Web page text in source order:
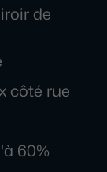
de
côté rue
60%